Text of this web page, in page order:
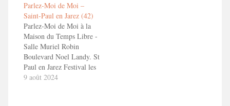
71 99 ou https://www.le-
kft.com En savoir plus :
Parlez-Moi de Moi
Parlez-Moi de Moi –
Saint-Paul en Jarez (42)
Parlez-Moi de Moi à la
Maison du Temps Libre -
Salle Muriel Robin
Boulevard Noel Landy. St
Paul en Jarez Festival les
Galochades. Samedi 12
9 août 2024